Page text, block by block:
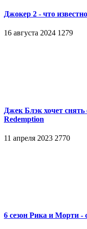
Джокер 2 - что
16 августа 2024 1279
Джек Блэк хочет
Redemption
11 апреля 2023 2770
6 сезон Рика и Морти -